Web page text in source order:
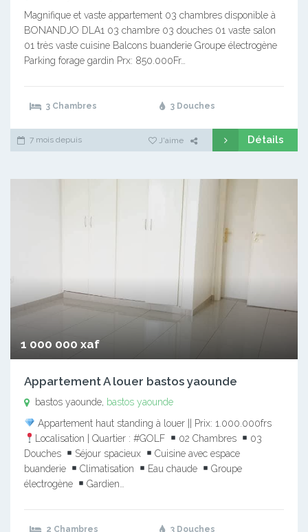
Magnifique et vaste appartement 03 chambres disponible à
BONANDJO DLA1 03 chambre 03 douches 01 vaste salon
01 très vaste cuisine Balcons buanderie Groupe électrogène
Parking forage gardin Prx: 850.000Fr…
3 Chambres 3 Douches
7 mois depuis J'aime Détails
1 000 000 xaf
Appartement A louer bastos yaounde
bastos yaounde, bastos yaounde
Appartement haut standing à louer || Prix: 1.000.000frs
Localisation | Quartier : #GOLF
02 Chambres
03
Douches
Séjour spacieux
Cuisine avec espace
buanderie
Climatisation Eau chaude
Groupe
électrogène
Gardien…
2 Chambres 3 Douches